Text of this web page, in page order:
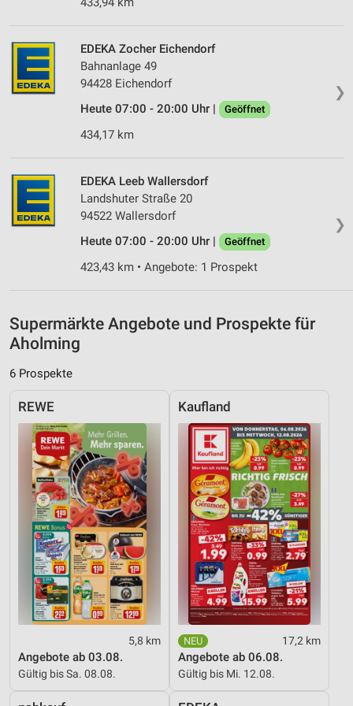
❯
EDEKA Zocher Eichendorf
Bahnanlage 49
94428 Eichendorf
Heute 07:00 - 20:00 Uhr |
Geöffnet
434,17 km
❯
EDEKA Leeb Wallersdorf
Landshuter Straße 20
94522 Wallersdorf
Heute 07:00 - 20:00 Uhr |
Geöffnet
423,43 km • Angebote: 1 Prospekt
Supermärkte Angebote und Prospekte für
Aholming
6 Prospekte
REWE
5,8 km
Angebote ab 03.08.
Gültig bis Sa. 08.08.
Kaufland
17,2 km
Angebote ab 06.08.
Gültig bis Mi. 12.08.
Erstellung von Profilen zur Personalisierung
von Inhalten
Verwendung von Profilen zur Auswahl
personalisierter Inhalte
Messung der Werbeleistung
Analyse von Zielgruppen durch Statistiken oder
Kombinationen von Daten aus verschiedenen
Quellen
Entwicklung und Verbesserung der Angebote
IAB-Besonderheiten:
Informationen identifizieren
Nicht-IAB-Verarbeitungszwecke:
Notwendig
Performance
Funktional
Werbung